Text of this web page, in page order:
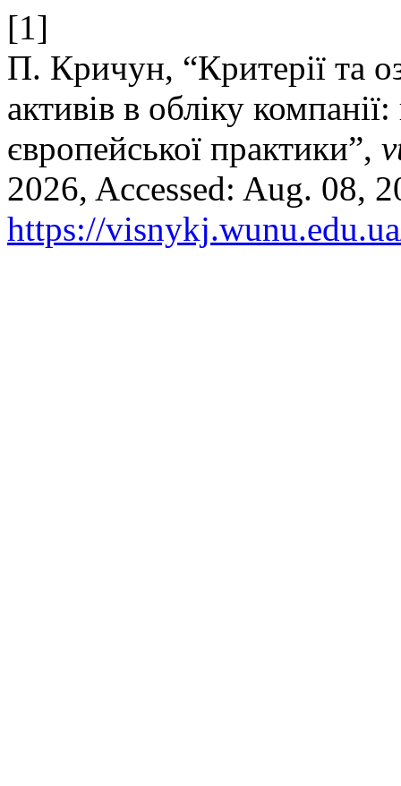
[1]
П. Кричун, “Критерії та
активів в обліку
європейської практики”,
2026, Accessed: Aug. 08,
https://